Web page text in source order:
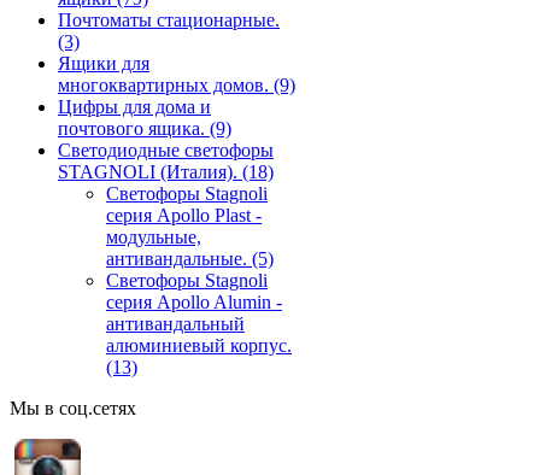
Почтоматы стационарные.
(3)
Ящики для
многоквартирных домов. (9)
Цифры для дома и
почтового ящика. (9)
Светодиодные светофоры
STAGNOLI (Италия). (18)
Светофоры Stagnoli
серия Apollo Plast -
модульные,
антивандальные. (5)
Светофоры Stagnoli
серия Apollo Alumin -
антивандальный
алюминиевый корпус.
(13)
Мы в соц.сетях